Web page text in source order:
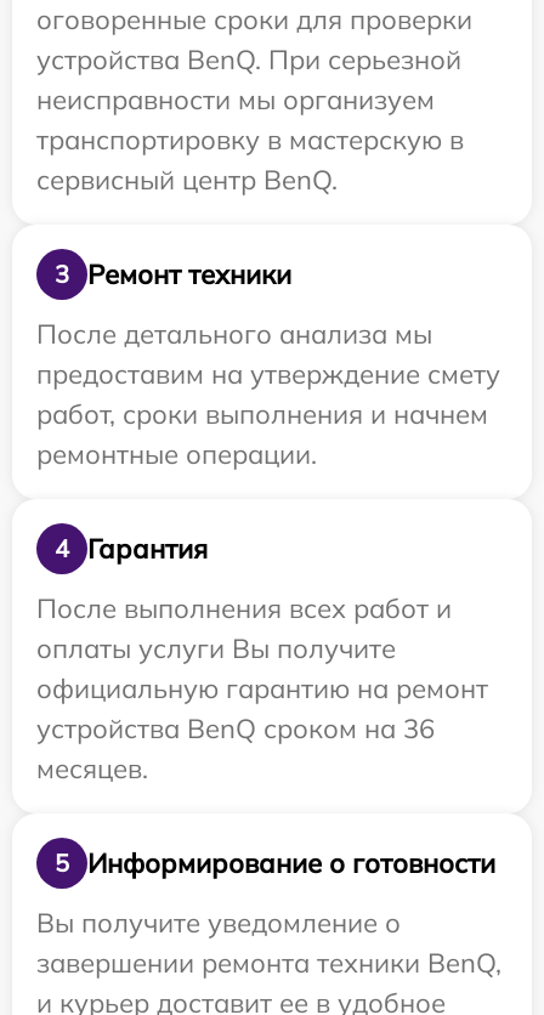
оговоренные сроки для проверки
устройства BenQ. При серьезной
неисправности мы организуем
транспортировку в мастерскую в
сервисный центр BenQ.
3
Ремонт техники
После детального анализа мы
предоставим на утверждение смету
работ, сроки выполнения и начнем
ремонтные операции.
4
Гарантия
После выполнения всех работ и
оплаты услуги Вы получите
официальную гарантию на ремонт
устройства BenQ сроком на 36
месяцев.
5
Информирование о готовности
Вы получите уведомление о
завершении ремонта техники BenQ,
и курьер доставит ее в удобное